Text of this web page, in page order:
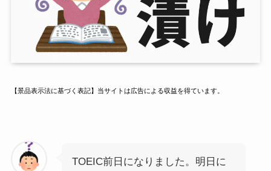
【景品表示法に基づく表記】当サイトは広告による収益を得ています。
TOEIC前日になりました。明日に